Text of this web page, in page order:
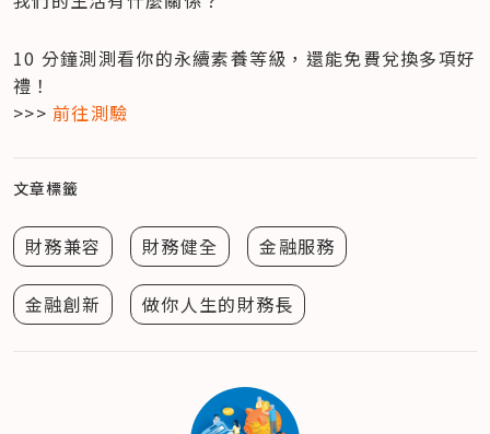
10 分鐘測測看你的永續素養等級，還能免費兌換多項好
禮！
>>> 前往測驗
文章標籤
財務兼容 財務健全 金融服務
金融創新 做你人生的財務長